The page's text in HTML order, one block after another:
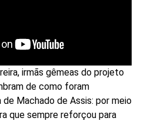
irmãs gêmeas do projeto
de como foram
Machado de Assis: por meio
que sempre reforçou para